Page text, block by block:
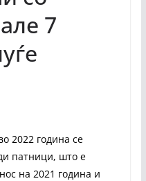
7
2022 година се
патници, што е
на 2021 година и